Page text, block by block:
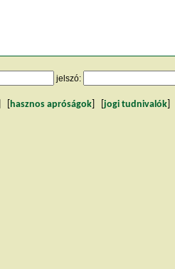
jelszó:
hasznos apróságok jogi tudnivalók